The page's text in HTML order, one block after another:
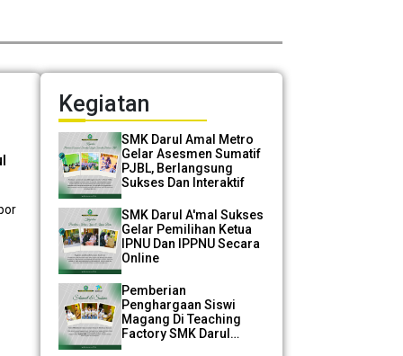
Kegiatan
SMK Darul Amal Metro
Gelar Asesmen Sumatif
PJBL, Berlangsung
Sukses Dan Interaktif
SMK Darul A'mal Sukses
Gelar Pemilihan Ketua
IPNU Dan IPPNU Secara
Online
Pemberian
Penghargaan Siswi
Magang Di Teaching
Factory SMK Darul
A'mal